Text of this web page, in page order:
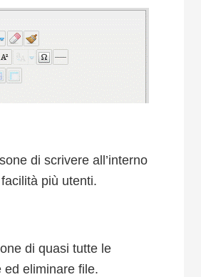
di scrivere all’interno
più utenti.
di quasi tutte le
eliminare file.